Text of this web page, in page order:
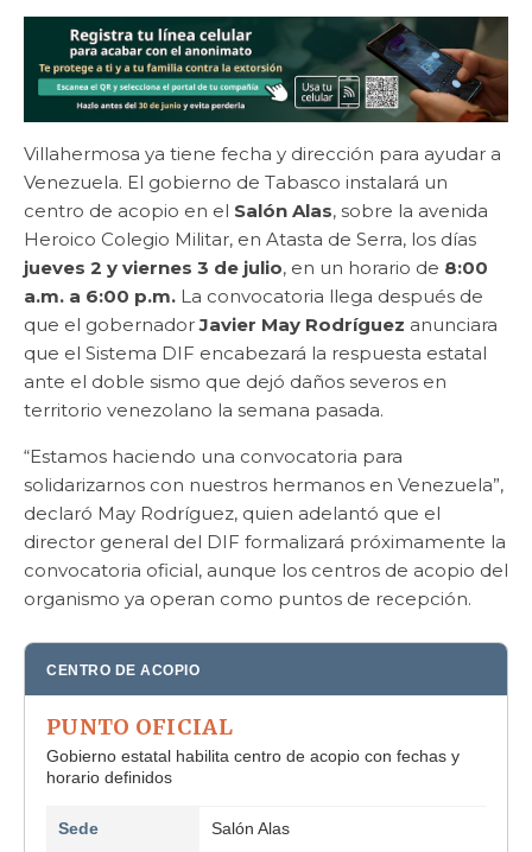
Villahermosa ya tiene fecha y dirección para ayudar a
Venezuela. El gobierno de Tabasco instalará un
centro de acopio en el Salón Alas, sobre la avenida
Heroico Colegio Militar, en Atasta de Serra, los días
jueves 2 y viernes 3 de julio, en un horario de 8:00
a.m. a 6:00 p.m. La convocatoria llega después de
que el gobernadorJavier May Rodríguez anunciara
que el Sistema DIF encabezará la respuesta estatal
ante el doble sismo que dejó daños severos en
territorio venezolano la semana pasada.
“Estamos haciendo una convocatoria para
solidarizarnos con nuestros hermanos en Venezuela”,
declaró May Rodríguez, quien adelantó que el
director general del DIF formalizará próximamente la
convocatoria oficial, aunque los centros de acopio del
organismo ya operan como puntos de recepción.
CENTRO DE ACOPIO
PUNTO OFICIAL
Gobierno estatal habilita centro de acopio con fechas y
horario definidos
Sede Salón Alas